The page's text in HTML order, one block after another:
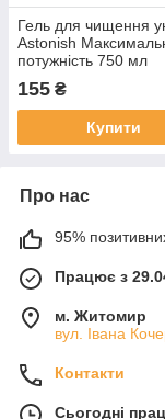
Гель для чищення
Astonish
потужність 750 мл
155 ₴
Купити
Про нас
95%
Працює з
м. Житомир
вул. Івана
Контакти
Сьогодні